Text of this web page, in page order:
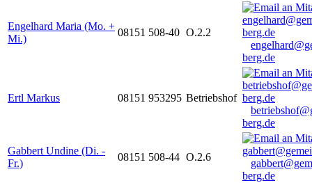
Engelhard Maria (Mo. +
Mi.)
08151 508-40 O.2.2
berg.de
Ertl Markus 08151 953295 Betriebshof
berg.de
Gabbert Undine (Di. -
Fr.)
08151 508-44 O.2.6
berg.de